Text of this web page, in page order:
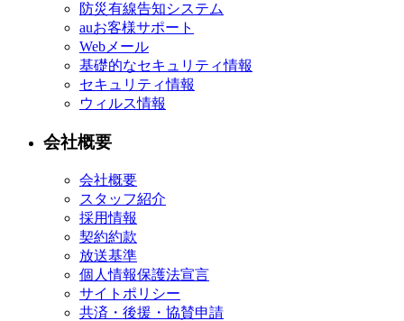
防災有線告知システム
auお客様サポート
Webメール
基礎的なセキュリティ情報
セキュリティ情報
ウィルス情報
会社概要
会社概要
スタッフ紹介
採用情報
契約約款
放送基準
個人情報保護法宣言
サイトポリシー
共済・後援・協賛申請